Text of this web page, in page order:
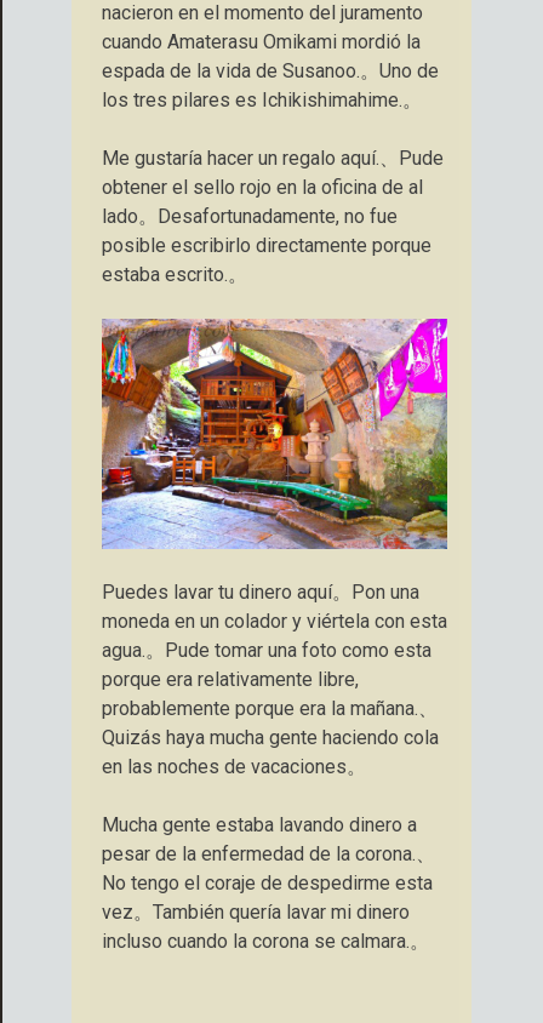
nacieron en el momento del juramento
cuando Amaterasu Omikami mordió la
espada de la vida de Susanoo.。Uno de
los tres pilares es Ichikishimahime.。
Me gustaría hacer un regalo aquí.、Pude
obtener el sello rojo en la oficina de al
lado。Desafortunadamente, no fue
posible escribirlo directamente porque
estaba escrito.。
Puedes lavar tu dinero aquí。Pon una
moneda en un colador y viértela con esta
agua.。Pude tomar una foto como esta
porque era relativamente libre,
probablemente porque era la mañana.、
Quizás haya mucha gente haciendo cola
en las noches de vacaciones。
Mucha gente estaba lavando dinero a
pesar de la enfermedad de la corona.、
No tengo el coraje de despedirme esta
vez。También quería lavar mi dinero
incluso cuando la corona se calmara.。